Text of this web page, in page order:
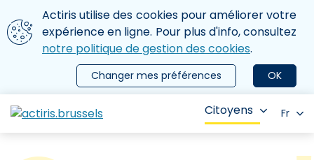
Aller au contenu principal
Nous utilisons des cookies
Actiris utilise des cookies pour améliorer votre
expérience en ligne. Pour plus d'info, consultez
notre politique de gestion des cookies.
OK
Changer mes préférences
le menu
Citoyens Fr